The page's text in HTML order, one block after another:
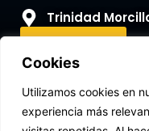
Cookies
Utilizamos cookies en
experiencia más
Trinidad
Contactar